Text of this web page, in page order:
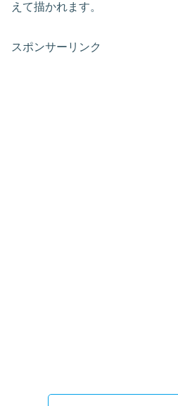
えて描かれます。
スポンサーリンク